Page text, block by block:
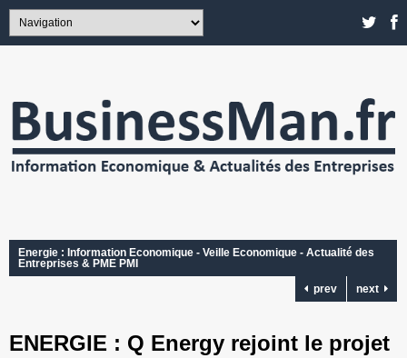
Energie : Information Economique - Veille Economique - Actualité des
Entreprises & PME PMI
prev
next
ENERGIE : Q Energy rejoint le projet